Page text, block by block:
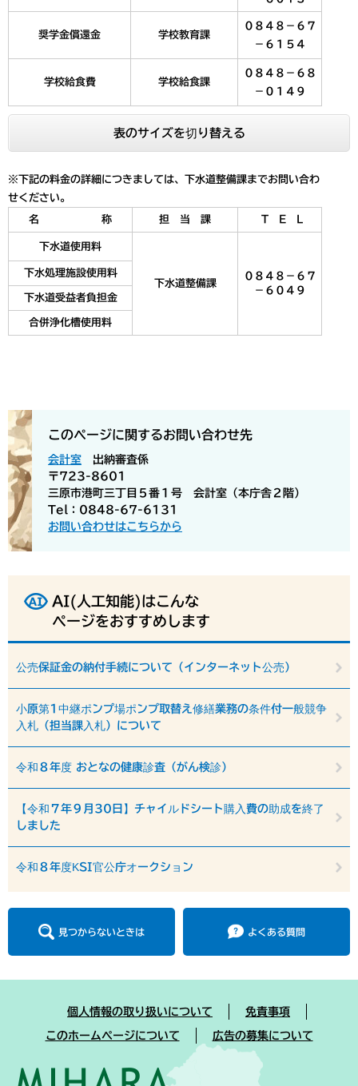
奨学金償還金 学校教育課
０８４８－６７
－６１５４
学校給食費 学校給食課
０８４８－６８
－０１４９
表のサイズを切り替える
※下記の料金の詳細につきましては、下水道整備課までお問い合わ
せください。
名 称 担 当 課 T E L
下水道使用料
下水道整備課
０８４８－６７
－６０４９
下水処理施設使用料
下水道受益者負担金
合併浄化槽使用料
このページに関するお問い合わせ先
会計室
出納審査係
〒723-8601
三原市港町三丁目５番１号 会計室（本庁舎２階）
Tel：0848-67-6131
お問い合わせはこちらから
AI(人工知能)はこんな
ページをおすすめします
公売保証金の納付手続について（インターネット公売）
小原第1中継ポンプ場ポンプ取替え修繕業務の条件付一般競争
入札（担当課入札）について
令和８年度 おとなの健康診査（がん検診）
【令和７年９月30日】チャイルドシート購入費の助成を終了
しました
令和８年度KSI官公庁オークション
見つからないときは よくある質問
個人情報の取り扱いについて 免責事項
このホームページについて 広告の募集について